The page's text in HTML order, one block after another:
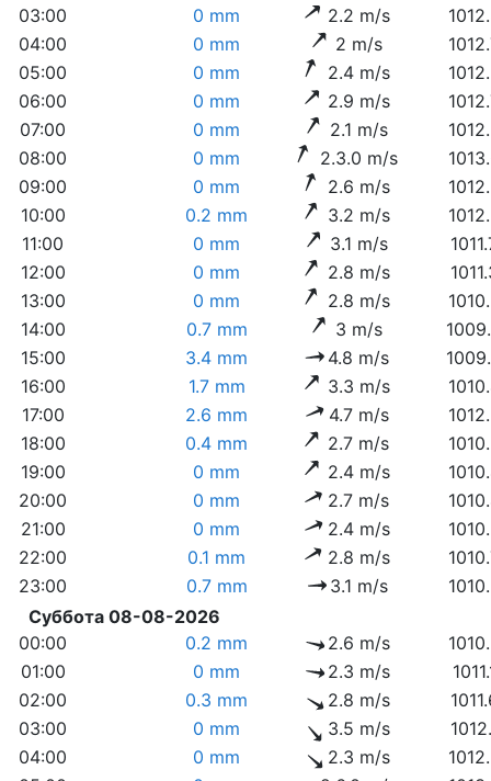
03:00
0 mm 2.2 m/s
04:00
0 mm 2 m/s
05:00
0 mm 2.4 m/s
06:00
0 mm 2.9 m/s
07:00
0 mm 2.1 m/s
08:00
0 mm 2.3.0 m/s
09:00
0 mm 2.6 m/s
10:00
0.2 mm 3.2 m/s
11:00
0 mm 3.1 m/s
12:00
0 mm 2.8 m/s
13:00
0 mm 2.8 m/s
14:00
0.7 mm 3 m/s
15:00
3.4 mm 4.8 m/s
16:00
1.7 mm 3.3 m/s
17:00
2.6 mm 4.7 m/s
18:00
0.4 mm 2.7 m/s
19:00
0 mm 2.4 m/s
20:00
0 mm 2.7 m/s
21:00
0 mm 2.4 m/s
22:00
0.1 mm 2.8 m/s
23:00
0.7 mm 3.1 m/s
Суббота 08-08-2026
00:00
0.2 mm 2.6 m/s
01:00
0 mm 2.3 m/s
02:00
0.3 mm 2.8 m/s
03:00
0 mm 3.5 m/s
04:00
0 mm 2.3 m/s